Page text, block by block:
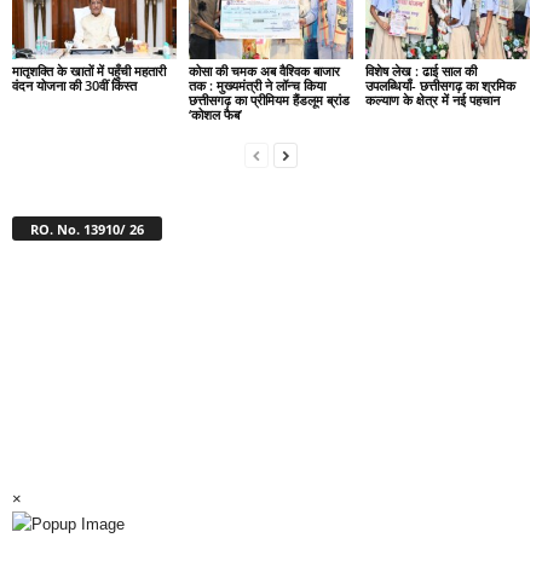
मातृशक्ति के खातों में पहुँची महतारी
वंदन योजना की 30वीं किस्त
कोसा की चमक अब वैश्विक बाजार
तक : मुख्यमंत्री ने लॉन्च किया
छत्तीसगढ़ का प्रीमियम हैंडलूम ब्रांड
‘कोशल फैब’
विशेष लेख : ढाई साल की
उपलब्धियाँ- छत्तीसगढ़ का श्रमिक
कल्याण के क्षेत्र में नई पहचान
RO. No. 13910/ 26
×